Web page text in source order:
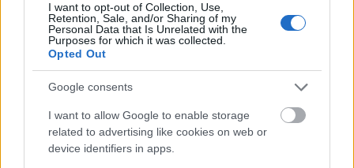
I want to opt-out of Collection, Use,
Retention, Sale, and/or Sharing of my
Personal Data that Is Unrelated with the
Purposes for which it was collected.
Opted Out
Google consents
I want to allow Google to enable storage
related to advertising like cookies on web or
device identifiers in apps.
som jo bor i Sverige og også representerer Stora
Tuna i Borlänge.
Resultatene finner duher.